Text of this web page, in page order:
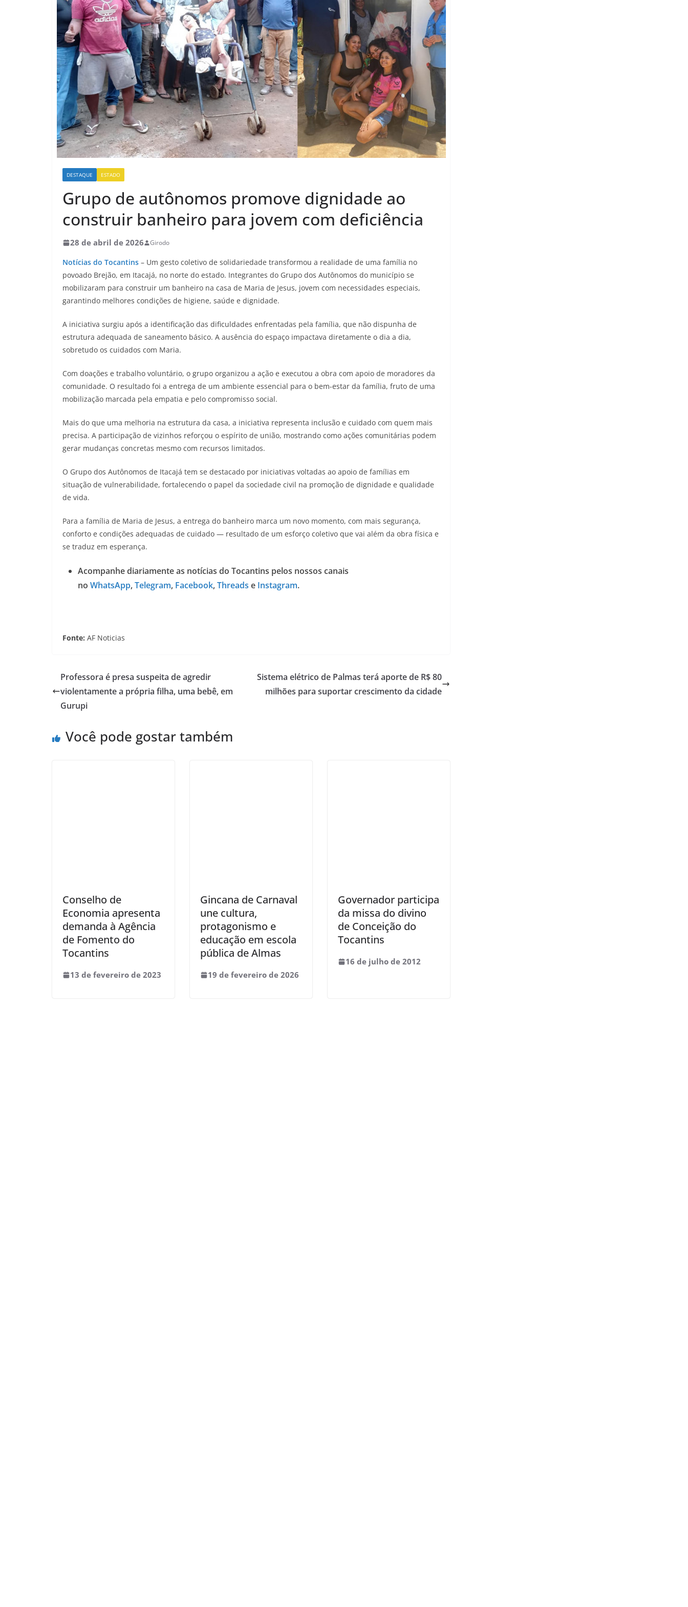
DESTAQUE ESTADO
Grupo de autônomos promove dignidade ao
construir banheiro para jovem com deficiência
28 de abril de 2026 Girodo
Notícias do Tocantins – Um gesto coletivo de solidariedade transformou a realidade de uma família no
povoado Brejão, em Itacajá, no norte do estado. Integrantes do Grupo dos Autônomos do município se
mobilizaram para construir um banheiro na casa de Maria de Jesus, jovem com necessidades especiais,
garantindo melhores condições de higiene, saúde e dignidade.
A iniciativa surgiu após a identificação das dificuldades enfrentadas pela família, que não dispunha de
estrutura adequada de saneamento básico. A ausência do espaço impactava diretamente o dia a dia,
sobretudo os cuidados com Maria.
Com doações e trabalho voluntário, o grupo organizou a ação e executou a obra com apoio de moradores da
comunidade. O resultado foi a entrega de um ambiente essencial para o bem-estar da família, fruto de uma
mobilização marcada pela empatia e pelo compromisso social.
Mais do que uma melhoria na estrutura da casa, a iniciativa representa inclusão e cuidado com quem mais
precisa. A participação de vizinhos reforçou o espírito de união, mostrando como ações comunitárias podem
gerar mudanças concretas mesmo com recursos limitados.
O Grupo dos Autônomos de Itacajá tem se destacado por iniciativas voltadas ao apoio de famílias em
situação de vulnerabilidade, fortalecendo o papel da sociedade civil na promoção de dignidade e qualidade
de vida.
Para a família de Maria de Jesus, a entrega do banheiro marca um novo momento, com mais segurança,
conforto e condições adequadas de cuidado — resultado de um esforço coletivo que vai além da obra física e
se traduz em esperança.
Acompanhe diariamente as notícias do Tocantins pelos nossos canais
no WhatsApp,Telegram, Facebook,Threads e Instagram.
Fonte: AF Noticias
Professora é presa suspeita de agredir
violentamente a própria filha, uma bebê, em
Gurupi
Sistema elétrico de Palmas terá aporte de R$ 80
milhões para suportar crescimento da cidade
Você pode gostar também
Conselho de
Economia apresenta
demanda à Agência
de Fomento do
Tocantins
13 de fevereiro de 2023
Gincana de Carnaval
une cultura,
protagonismo e
educação em escola
pública de Almas
19 de fevereiro de 2026
Governador participa
da missa do divino
de Conceição do
Tocantins
16 de julho de 2012